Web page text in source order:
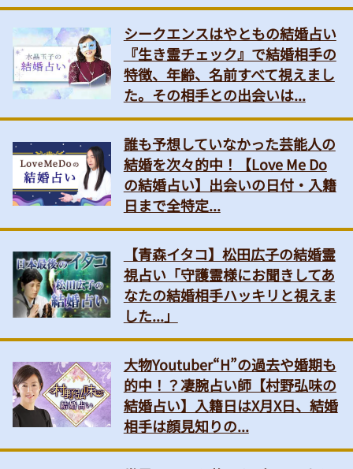
シークエンスはやともの結婚占い
『生き霊チェック』で結婚相手の
特徴、年齢、名前すべて視えまし
た。その相手との出会いは...
誰も予想していなかった芸能人の
結婚を次々的中！【Love Me Do
の結婚占い】出会いの日付・入籍
日まで全特定...
【青森イタコ】松田広子の結婚霊
視占い「守護霊様にお聞きしてあ
なたの結婚相手ハッキリと視えま
した...」
大物Youtuber“H”の過去や婚期も
的中！？凄腕占い師【村野弘味の
結婚占い】入籍日はX月X日、結婚
相手は顔見知りの...